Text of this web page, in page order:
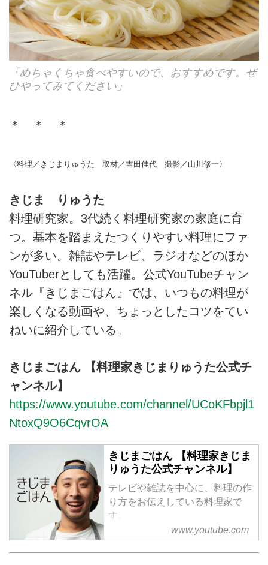
「めちゃくちゃ食べやすいので、おすすめです。ぜ
ひやってみてください」
＊ ＊ ＊
〈料理／きじまりゅうた 取材／吉田佳代 撮影／山川修一〉
きじま りゅうた
料理研究家。3代続く料理研究家の家庭に育
つ。基本を踏まえたつくりやすい料理にファ
ンが多い。雑誌やテレビ、ラジオなどのほか
YouTuberとしても活躍。公式YouTubeチャン
ネル『きじまごはん』では、いつもの料理が
楽しくなる動画や、ちょっとしたコツをてい
ねいに紹介している。
きじまごはん 【料理家きじまりゅうた公式チ
ャンネル】
https://www.youtube.com/channel/UCoKFbpjl1
NtoxQ9O6CqvrOA
きじまごはん 【料理家きじま
りゅうた公式チャンネル】
テレビや雑誌を中心に、料理の作
り方をお伝えしている料理家で
す。
家でも作りやすい料理のレシピ情
報を公開します。
www.youtube.com